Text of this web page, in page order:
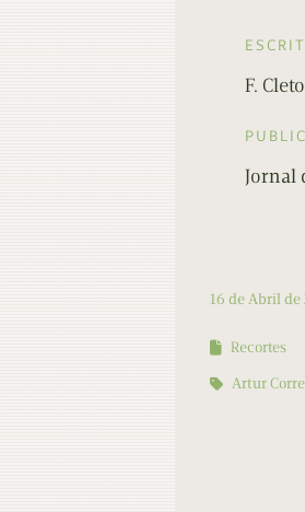
F.
Jornal
16 de Abril de
Recortes
Artur